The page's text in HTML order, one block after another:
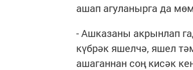
ашап агуланырга да
- Ашказаны акрынлап
күбрәк яшелчә, яшел
ашаганнан соң кисәк